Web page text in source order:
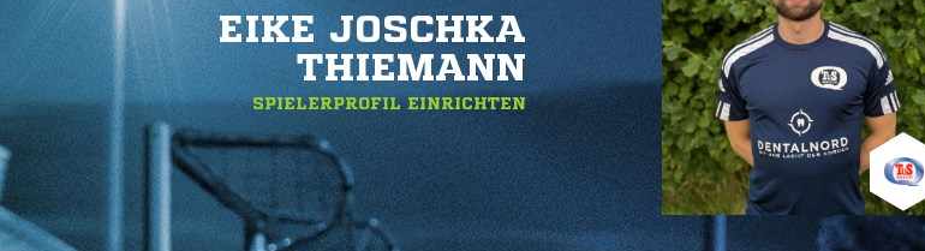
EIKE JOSCHKA
THIEMANN
SPIELERPROFIL EINRICHTEN